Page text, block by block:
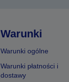
Warunki
Warunki ogólne
Warunki płatności i
dostawy